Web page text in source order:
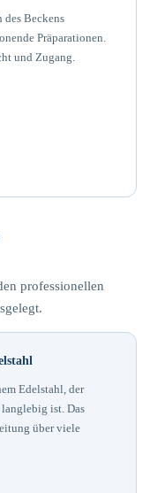
Beckens
Präparationen.
und Zugang.
professionellen
Edelstahl, der
ist. Das
über viele